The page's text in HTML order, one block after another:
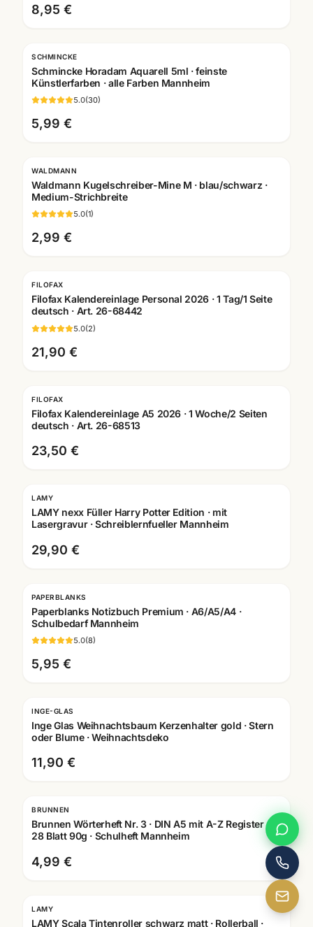
8,95 €
SCHMINCKE
Schmincke Horadam Aquarell 5ml · feinste
Künstlerfarben · alle Farben Mannheim
5.0(30)
5,99 €
Gravur
WALDMANN
Waldmann Kugelschreiber-Mine M · blau/schwarz ·
Medium-Strichbreite
5.0(1)
2,99 €
FILOFAX
Filofax Kalendereinlage Personal 2026 · 1 Tag/1 Seite
deutsch · Art. 26-68442
5.0(2)
21,90 €
FILOFAX
Filofax Kalendereinlage A5 2026 · 1 Woche/2 Seiten
deutsch · Art. 26-68513
23,50 €
Gravur
LAMY
LAMY nexx Füller Harry Potter Edition · mit
Lasergravur · Schreiblernfueller Mannheim
29,90 €
PAPERBLANKS
Paperblanks Notizbuch Premium · A6/A5/A4 ·
Schulbedarf Mannheim
5.0(8)
5,95 €
INGE-GLAS
Inge Glas Weihnachtsbaum Kerzenhalter gold · Stern
oder Blume · Weihnachtsdeko
11,90 €
BRUNNEN
Brunnen Wörterheft Nr. 3 · DIN A5 mit A-Z Register ·
28 Blatt 90g · Schulheft Mannheim
4,99 €
Gravur
LAMY
LAMY Scala Tintenroller schwarz matt · Rollerball ·